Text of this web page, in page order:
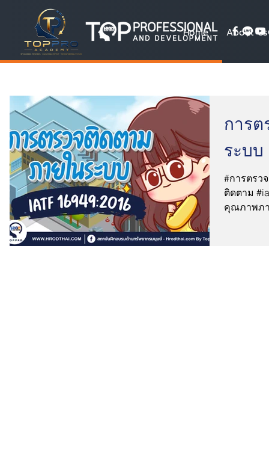
Home About Us
การต
ระบ
#การตรว
ติดตาม
คุณภาพภ